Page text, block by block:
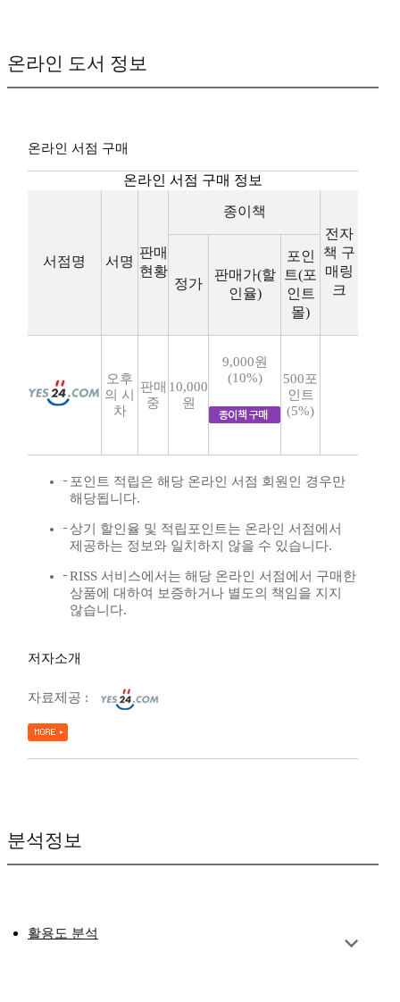
온라인 도서 정보
온라인 서점 구매
온라인 서점 구매 정보
서점명 서명
판매
현황
종이책
전자
책 구
매링
크
정가
판매가(할
인율)
포인
트(포
인트
몰)
오후
의 시
차
판매
중
10,000
원
9,000원
(10%)
500포
인트
(5%)
포인트 적립은 해당 온라인 서점 회원인 경우만
해당됩니다.
상기 할인율 및 적립포인트는 온라인 서점에서
제공하는 정보와 일치하지 않을 수 있습니다.
RISS 서비스에서는 해당 온라인 서점에서 구매한
상품에 대하여 보증하거나 별도의 책임을 지지
않습니다.
저자소개
자료제공 :
분석정보
활용도 분석